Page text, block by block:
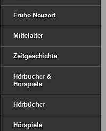
Frühe Neuzeit
Mittelalter
Zeitgeschichte
Hörbucher &
Hörspiele
Hörbücher
Hörspiele